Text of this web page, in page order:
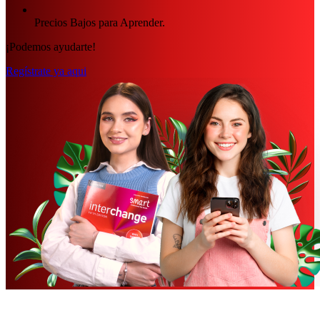
Precios Bajos para Aprender.
¡Podemos ayudarte!
Regístrate ya aqui